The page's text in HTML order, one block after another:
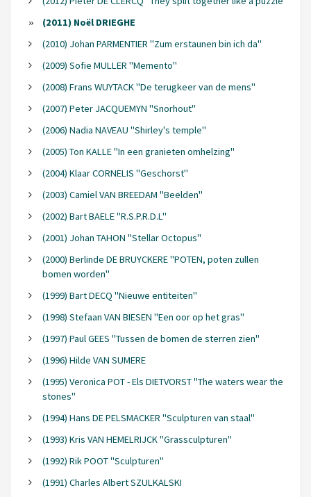
(2011) Noël DRIEGHE
(2010) Johan PARMENTIER "Zum erstaunen bin ich da"
(2009) Sofie MULLER "Memento"
(2008) Frans WUYTACK "De terugkeer van de mens"
(2007) Peter JACQUEMYN "Snorhout"
(2006) Nadia NAVEAU "Shirley's temple"
(2005) Ton KALLE "In een granieten omhelzing"
(2004) Klaar CORNELIS "Geschorst"
(2003) Camiel VAN BREEDAM "Beelden"
(2002) Bart BAELE "R.S.P.R.D.L"
(2001) Johan TAHON "Stellar Octopus"
(2000) Berlinde DE BRUYCKERE "POTEN, poten zullen
bomen worden"
(1999) Bart DECQ "Nieuwe entiteiten"
(1998) Stefaan VAN BIESEN "Een oor op het gras"
(1997) Paul GEES "Tussen de bomen de sterren zien"
(1996) Hilde VAN SUMERE
(1995) Veronica POT - Els DIETVORST "The waters wear the
stones"
(1994) Hans DE PELSMACKER "Sculpturen van staal"
(1993) Kris VAN HEMELRIJCK "Grassculpturen"
(1992) Rik POOT "Sculpturen"
(1991) Charles Albert SZULKALSKI